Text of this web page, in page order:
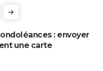
: envoyer
une carte